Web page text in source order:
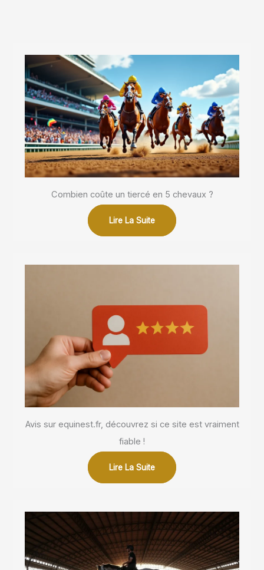
Combien coûte un tiercé en 5 chevaux ?
Lire La Suite
Avis sur equinest.fr, découvrez si ce site est vraiment
fiable !
Lire La Suite